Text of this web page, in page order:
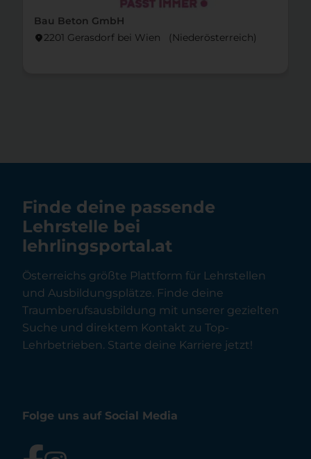
Bau Beton GmbH
location_on2201 Gerasdorf bei Wien (Nieder­österreich)
Finde deine passende
Lehrstelle bei
lehrlingsportal.at
Österreichs größte Plattform für Lehrstellen
und Ausbildungsplätze. Finde deine
Traumberufsausbildung mit unserer gezielten
Suche und direktem Kontakt zu Top-
Lehrbetrieben. Starte deine Karriere jetzt!
Folge uns auf Social Media